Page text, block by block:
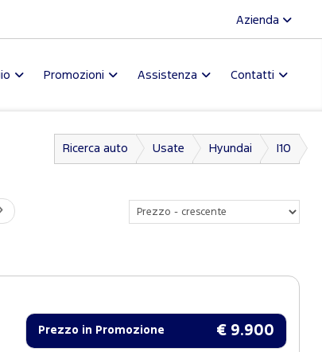
Azienda
Promozioni Assistenza Contatti
Ricerca auto Usate Hyundai I10
Prezzo in Promozione € 9.900